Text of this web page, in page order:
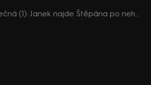
Slunečná (1): Janek najde Štěpána po nehodě